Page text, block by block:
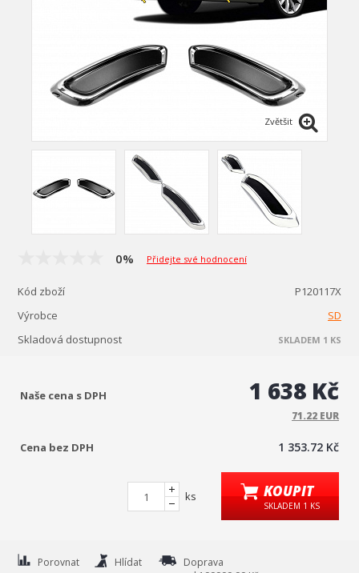
Zvětšit
0% Přidejte své hodnocení
Kód zboží
P120117X
Výrobce
SD
Skladová dostupnost
SKLADEM 1 KS
Naše cena s DPH 1 638 Kč
71.22 EUR
Cena bez DPH 1 353.72 Kč
ks KOUPIT
SKLADEM 1 KS
Porovnat Hlídat
Doprava